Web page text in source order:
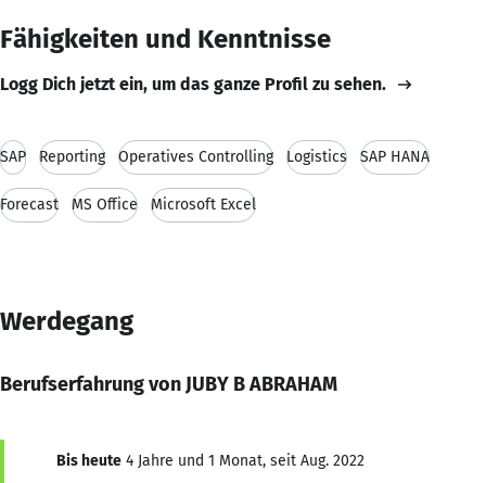
Fähigkeiten und Kenntnisse
Logg Dich jetzt ein, um das ganze Profil zu sehen.
SAP Reporting Operatives Controlling Logistics SAP HANA
Forecast MS Office Microsoft Excel
Werdegang
Berufserfahrung von JUBY B ABRAHAM
Bis heute 4 Jahre und 1 Monat, seit Aug. 2022